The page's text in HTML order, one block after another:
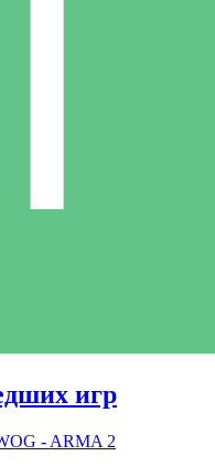
игр
- ARMA 2